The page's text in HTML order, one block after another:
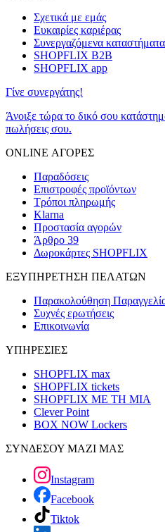
Σχετικά με εμάς
Ευκαιρίες καριέρας
Συνεργαζόμενα καταστήματα
SHOPFLIX B2B
SHOPFLIX app
Γίνε συνεργάτης!
Άνοιξε τώρα το δικό σου
πωλήσεις σου.
ONLINE ΑΓΟΡΕΣ
Παραδόσεις
Επιστροφές προϊόντων
Τρόποι πληρωμής
Klarna
Προστασία αγορών
Άρθρο 39
Δωροκάρτες SHOPFLIX
ΕΞΥΠΗΡΕΤΗΣΗ ΠΕΛΑΤΩΝ
Παρακολούθηση
Συχνές ερωτήσεις
Επικοινωνία
ΥΠΗΡΕΣΙΕΣ
SHOPFLIX max
SHOPFLIX tickets
SHOPFLIX ΜΕ ΤΗ ΜΙΑ
Clever Point
BOX NOW Lockers
ΣΥΝΔΕΣΟΥ ΜΑΖΙ ΜΑΣ
Instagram
Facebook
Tiktok